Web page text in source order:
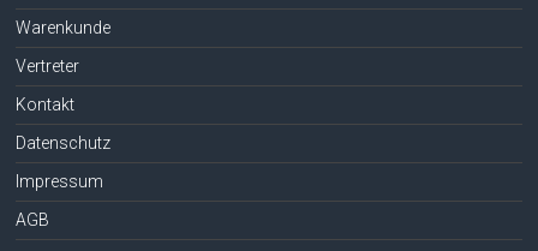
Warenkunde
Vertreter
Kontakt
Datenschutz
Impressum
AGB